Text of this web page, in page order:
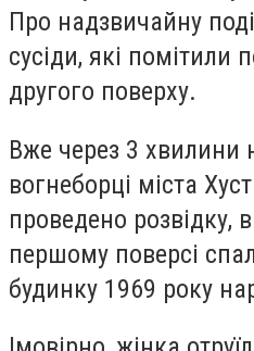
Про надзвичайну
сусіди, які помітили
другого поверху.
Вже через 3 хвилини
вогнеборці міста
проведено розвідку,
першому поверсі
будинку 1969 року